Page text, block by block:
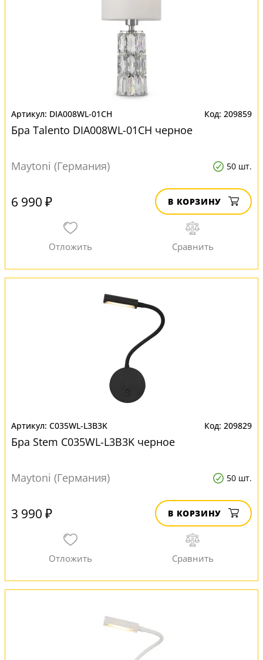
DIA008WL-01CH 209859
Бра Talento DIA008WL-01CH черное
Maytoni (Германия) 50 шт.
6 990 ₽ В КОРЗИНУ
C035WL-L3B3K 209829
Бра Stem C035WL-L3B3K черное
Maytoni (Германия) 50 шт.
3 990 ₽ В КОРЗИНУ